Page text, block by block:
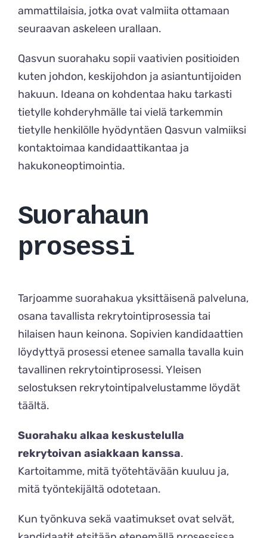
ammattilaisia, jotka ovat valmiita ottamaan
seuraavan askeleen urallaan.
Qasvun suorahaku sopii vaativien positioiden
kuten johdon, keskijohdon ja asiantuntijoiden
hakuun. Ideana on kohdentaa haku tarkasti
tietylle kohderyhmälle tai vielä tarkemmin
tietylle henkilölle hyödyntäen Qasvun valmiiksi
kontaktoimaa kandidaattikantaa ja
hakukoneoptimointia.
Suorahaun
prosessi
Tarjoamme suorahakua yksittäisenä palveluna,
osana tavallista rekrytointiprosessia tai
hilaisen haun keinona. Sopivien kandidaattien
löydyttyä prosessi etenee samalla tavalla kuin
tavallinen rekrytointiprosessi. Yleisen
selostuksen rekrytointipalvelustamme löydät
täältä.
Suorahaku alkaa keskustelulla
rekrytoivan asiakkaan kanssa.
Kartoitamme, mitä työtehtävään kuuluu ja,
mitä työntekijältä odotetaan.
Kun työnkuva sekä vaatimukset ovat selvät,